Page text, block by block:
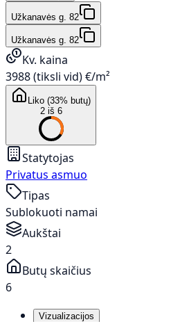
Užkanavės g. 82
Užkanavės g. 82
Kv. kaina
3988 (tiksli vid) €/m²
Liko (33% butų)
2 iš 6
Statytojas
Privatus asmuo
Tipas
Sublokuoti namai
Aukštai
2
Butų skaičius
6
Vizualizacijos